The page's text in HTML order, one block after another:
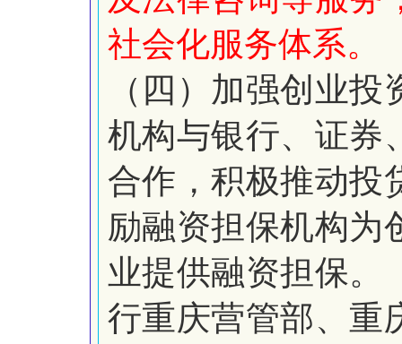
社会化服务体系。
（四）加强创业
机构与银行、证券
合作，积极推动投
励融资担保机构为
业提供融资担保。
行重庆营管部、重